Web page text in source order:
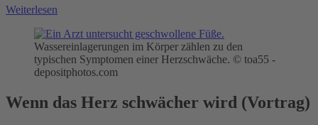
Weiterlesen
Wassereinlagerungen im Körper zählen zu den
typischen Symptomen einer Herzschwäche. © toa55 -
depositphotos.com
Wenn das Herz schwächer wird (Vortrag)